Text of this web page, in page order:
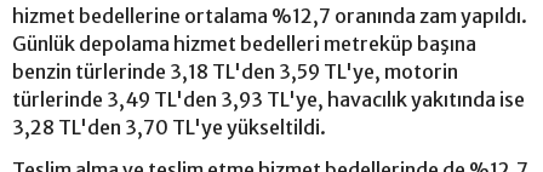
hizmet bedellerine ortalama %12,7 oranında zam yapıldı.
Günlük depolama hizmet bedelleri metreküp başına
benzin türlerinde 3,18 TL'den 3,59 TL'ye, motorin
türlerinde 3,49 TL'den 3,93 TL'ye, havacılık yakıtında ise
3,28 TL'den 3,70 TL'ye yükseltildi.